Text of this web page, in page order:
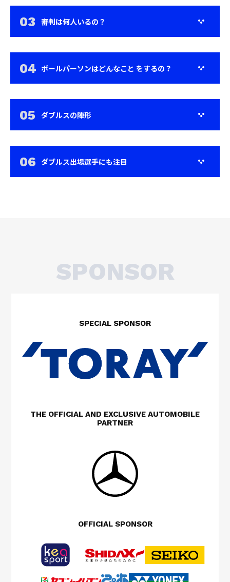
審判は何人いるの？
ボールパーソンはどんなこと をするの？
ダブルスの陣形
ダブルス出場選手にも注目
SPONSOR
SPECIAL SPONSOR
THE OFFICIAL AND EXCLUSIVE AUTOMOBILE
PARTNER
OFFICIAL SPONSOR